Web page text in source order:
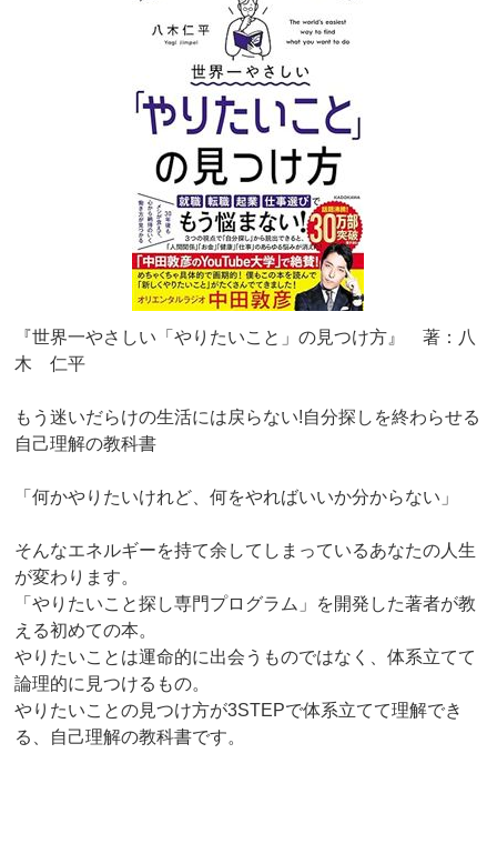
『世界一やさしい「やりたいこと」の見つけ方』 著：八
木 仁平
もう迷いだらけの生活には戻らない!自分探しを終わらせる
自己理解の教科書
「何かやりたいけれど、何をやればいいか分からない」
そんなエネルギーを持て余してしまっているあなたの人生
が変わります。
「やりたいこと探し専門プログラム」を開発した著者が教
える初めての本。
やりたいことは運命的に出会うものではなく、体系立てて
論理的に見つけるもの。
やりたいことの見つけ方が3STEPで体系立てて理解でき
る、自己理解の教科書です。